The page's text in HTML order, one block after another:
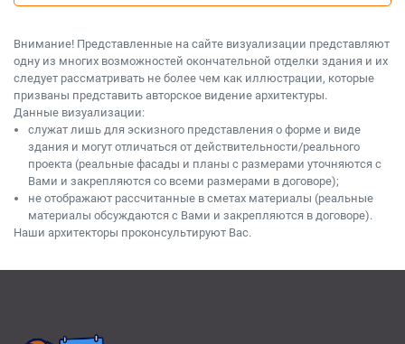
Внимание! Представленные на сайте визуализации представляют
одну из многих возможностей окончательной отделки здания и их
следует рассматривать не более чем как иллюстрации, которые
призваны представить авторское видение архитектуры.
Данные визуализации:
служат лишь для эскизного представления о форме и виде
здания и могут отличаться от действительности/реального
проекта (реальные фасады и планы с размерами уточняются с
Вами и закрепляются со всеми размерами в договоре);
не отображают рассчитанные в сметах материалы (реальные
материалы обсуждаются с Вами и закрепляются в договоре).
Наши архитекторы проконсультируют Вас.